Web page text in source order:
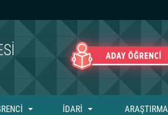
İDARİ ARAŞTIRMA